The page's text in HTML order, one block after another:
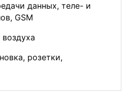
данных, теле- и
GSM
розетки,